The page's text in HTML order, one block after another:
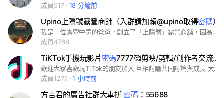
成員517
18 分鐘前
Upino上隱號露營商鋪（入群請加賴@upino取得密碼）
我是一位露營中毒的爸爸，創立了「上隱號」露營商舖，因為從入坑那一刻起尋覓了好久都沒有專為露團購新品又安全的社團，於是想開創一個可以集思廣益找到好東西一起團購並負責跟廠商談優惠的社團！創造團結力量大的優惠好價格！ ㊙️葉爸我創立電商公司已經超過9年，豐富的進出口經歷及給予信任的門市、面交地點，讓你買得安心、找得到人找得到貨，最重要的是找得到信用！因社團人數愈來愈多，我們也架了屬於我們自己的購物官網，也提供平台給有二手商品要賣的群友免費上架買賣的服務 這裡提供露營交流打屁買賣，請尊重他人相親相愛，每年辦團露，會有一系列活動^_^ upino上隱號FB社團 https://www.facebook.com/groups/406618138003221/?ref=share_group_link 公司地址：台北市大安區大安路一段206巷21號
成員4768
TiKTok手機玩影片 密碼7777🥰剪映/剪輯/創作者交流中心
歡迎大家喜歡玩TilTok的朋友加入 互相討論共同討論與成長 大家互相支持與學習 不定時舉辦活動與教學講座
成員1277
1 小時前
方吉君的廣告社群大車拼 密碼：55688